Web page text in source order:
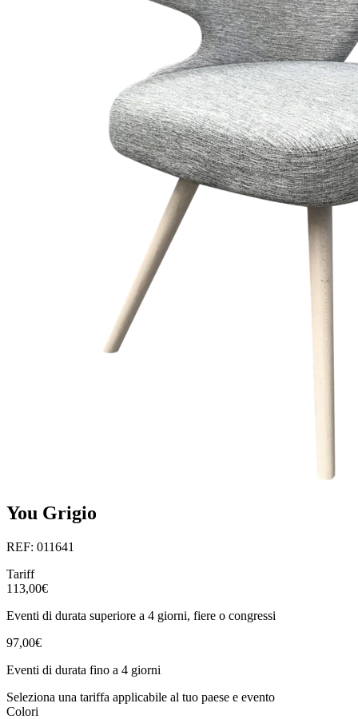
You Grigio
REF: 011641
Tariff
113,00€
Eventi di durata superiore a 4 giorni, fiere o congressi
97,00€
Eventi di durata fino a 4 giorni
Seleziona una tariffa applicabile al tuo paese e evento
Colori